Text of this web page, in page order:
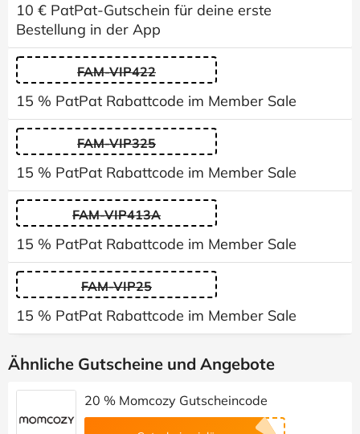
10 € PatPat-Gutschein für deine erste
Bestellung in der App
FAM-VIP422
15 % PatPat Rabattcode im Member Sale
FAM-VIP325
15 % PatPat Rabattcode im Member Sale
FAM-VIP413A
15 % PatPat Rabattcode im Member Sale
FAM-VIP25
15 % PatPat Rabattcode im Member Sale
Ähnliche Gutscheine und Angebote
20 % Momcozy Gutscheincode